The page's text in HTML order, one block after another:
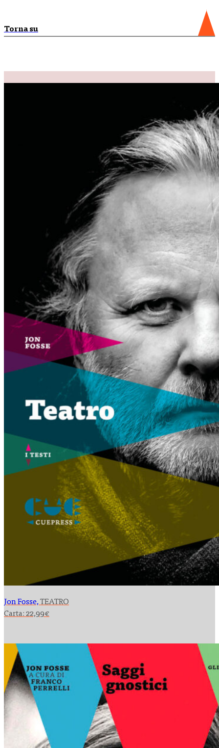
Torna su
Jon Fosse,TEATRO
Carta: 22,99€